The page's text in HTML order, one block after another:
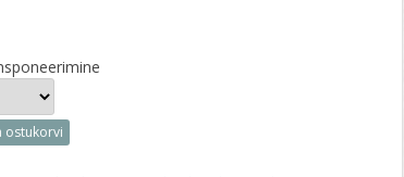
ostukorvi